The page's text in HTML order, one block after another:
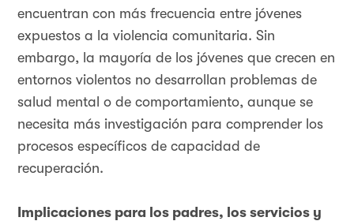
encuentran con más frecuencia entre jóvenes
expuestos a la violencia comunitaria. Sin
embargo, la mayoría de los jóvenes que crecen en
entornos violentos no desarrollan problemas de
salud mental o de comportamiento, aunque se
necesita más investigación para comprender los
procesos específicos de capacidad de
recuperación.
Implicaciones para los padres, los servicios y